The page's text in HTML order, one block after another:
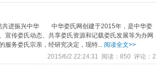
进振兴中华 中华娄氏网创建于2015年，是中华娄
宣传娄氏动态、共享娄氏资源和记载娄氏发展等为办网
务娄氏宗亲，经研究决定，现特... 阅读全文>>
2015/6/2 22:24:31 阅读：850 评论：2